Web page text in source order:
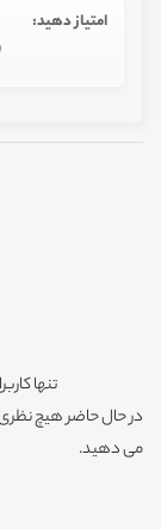
امتیاز دهید:
تنها
در حال حاضر هیچ
می دهید.